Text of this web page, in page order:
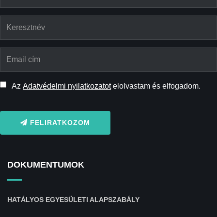
Az Adatvédelmi nyilatkozatotelolvastam és elfogadom.
FELIRATKOZOM
DOKUMENTUMOK
HATÁLYOS EGYESÜLETI ALAPSZABÁLY